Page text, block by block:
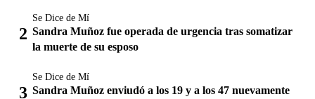
Se Dice de Mí
Sandra Muñoz fue operada de urgencia tras somatizar
la muerte de su esposo
Se Dice de Mí
Sandra Muñoz enviudó a los 19 y a los 47 nuevamente